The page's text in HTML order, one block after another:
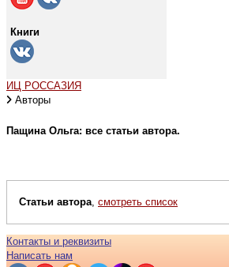
Книги
ИЦ РОССАЗИЯ
Авторы
Пащина Ольга: все статьи автора.
Статьи автора, смотреть список
Контакты и реквизиты
Написать нам